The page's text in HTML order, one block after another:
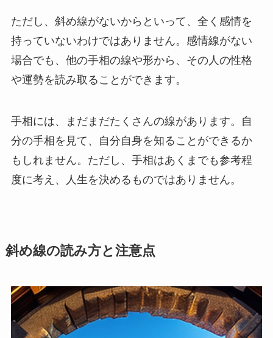
ただし、斜め線がないからといって、全く感情を
持っていないわけではありません。感情線がない
場合でも、他の手相の線や形から、その人の性格
や運勢を読み取ることができます。
手相には、まだまだたくさんの線があります。自
分の手相を見て、自分自身を知ることができるか
もしれません。ただし、手相はあくまでも参考程
度に考え、人生を決めるものではありません。
斜め線の読み方と注意点